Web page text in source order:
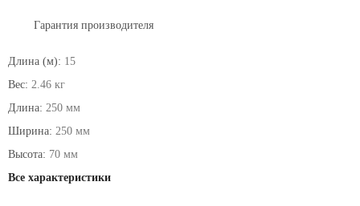
Гарантия производителя
Длина (м): 15
Вес: 2.46 кг
Длина: 250 мм
Ширина: 250 мм
Высота: 70 мм
Все характеристики